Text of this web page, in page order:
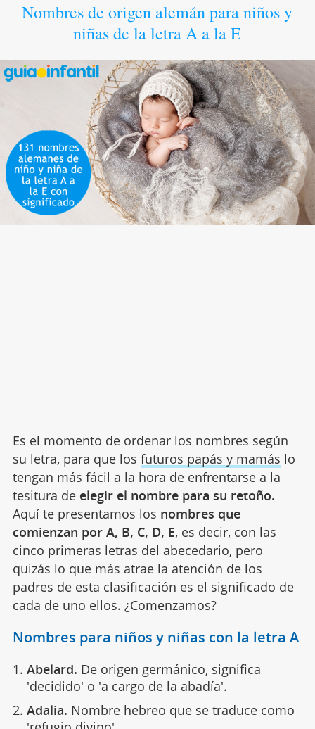
Nombres de origen alemán para niños y
niñas de la letra A a la E
Es el momento de ordenar los nombres según
su letra, para que los futuros papás y mamás lo
tengan más fácil a la hora de enfrentarse a la
tesitura de elegir el nombre para su retoño.
Aquí te presentamos los nombres que
comienzan por A, B, C, D, E, es decir, con las
cinco primeras letras del abecedario, pero
quizás lo que más atrae la atención de los
padres de esta clasificación es el significado de
cada de uno ellos. ¿Comenzamos?
Nombres para niños y niñas con la letra A
Abelard. De origen germánico, significa
'decidido' o 'a cargo de la abadía'.
Adalia. Nombre hebreo que se traduce como